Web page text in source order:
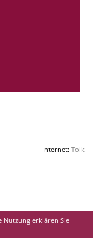
Internet: Tolk
Nutzung erklären Sie